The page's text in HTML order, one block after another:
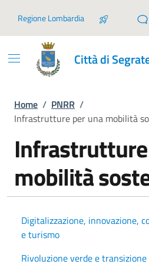
Regione Lombardia
Città di
Home / PNRR /
Infrastrutture per una mobilità
mobilità
Digitalizzazione, innovazione,
e turismo
Rivoluzione verde e transizione